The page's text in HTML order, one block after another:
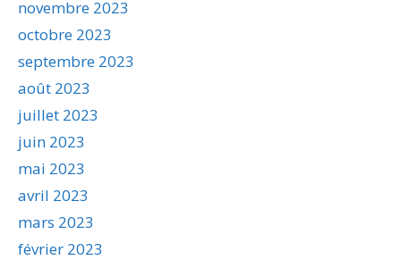
novembre 2023
octobre 2023
septembre 2023
août 2023
juillet 2023
juin 2023
mai 2023
avril 2023
mars 2023
février 2023